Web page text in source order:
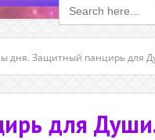
for:
дня. Защитный панцирь для
для